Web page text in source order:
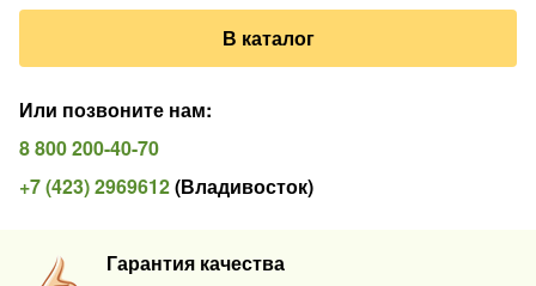
В каталог
Или позвоните нам:
8 800 200-40-70
+7 (423) 2969612(Владивосток)
Гарантия качества